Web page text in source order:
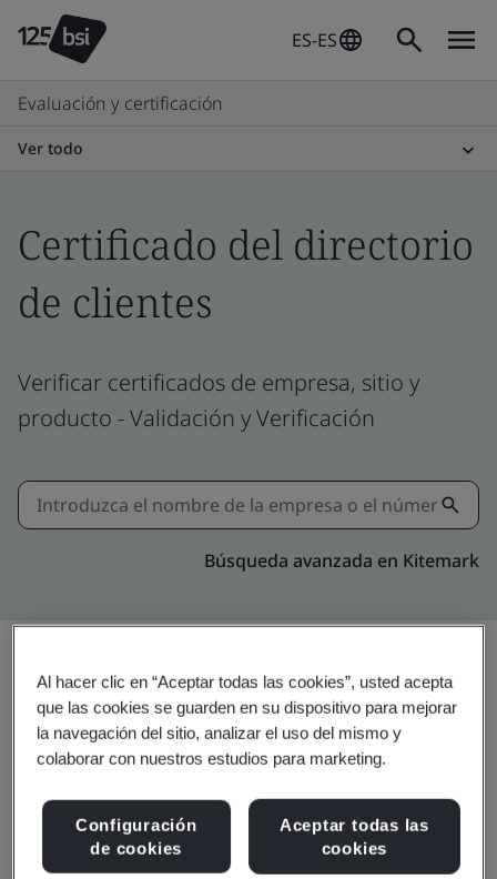
ES-ES
Evaluación y certificación
Ver todo
Certificado del directorio
de clientes
Verificar certificados de empresa, sitio y
producto - Validación y Verificación
Búsqueda avanzada en Kitemark
Compartir:
ISO 14001:2015
Al hacer clic en “Aceptar todas las cookies”, usted acepta
que las cookies se guarden en su dispositivo para mejorar
la navegación del sitio, analizar el uso del mismo y
colaborar con nuestros estudios para marketing.
Configuración
de cookies
Aceptar todas las
cookies